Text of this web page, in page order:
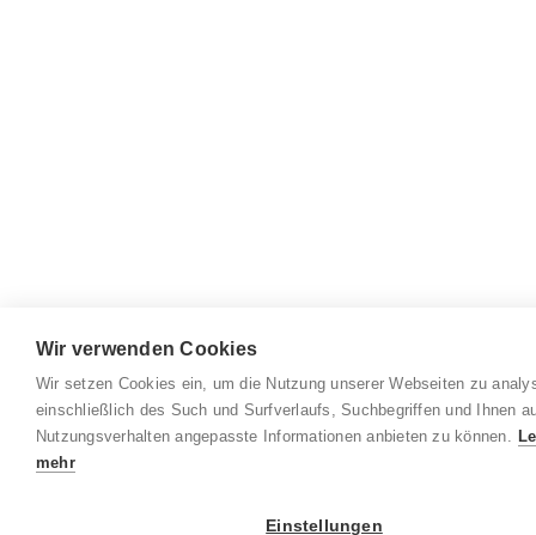
Wir verwenden Cookies
Wir setzen Cookies ein, um die Nutzung unserer Webseiten zu
einschließlich des Such und Surfverlaufs, Suchbegriffen und Ihnen
Nutzungsverhalten angepasste Informationen anbieten zu können.
mehr
Einstellungen